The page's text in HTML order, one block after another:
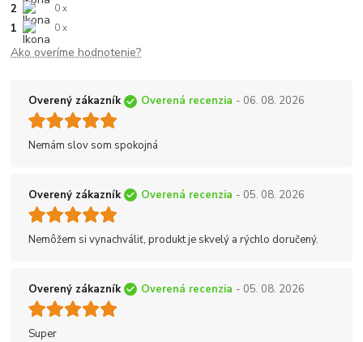
2 0 x
1 0 x
Ako overíme hodnotenie?
Overený zákazník Overená recenzia - 06. 08. 2026
Nemám slov som spokojná
Overený zákazník Overená recenzia - 05. 08. 2026
Nemôžem si vynachváliť, produkt je skvelý a rýchlo doručený.
Overený zákazník Overená recenzia - 05. 08. 2026
Super